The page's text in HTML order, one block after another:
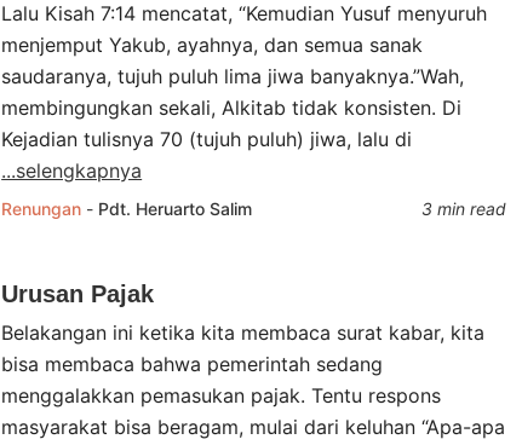
Lalu Kisah 7:14 mencatat, “Kemudian Yusuf menyuruh
menjemput Yakub, ayahnya, dan semua sanak
saudaranya, tujuh puluh lima jiwa banyaknya.”Wah,
membingungkan sekali, Alkitab tidak konsisten. Di
Kejadian tulisnya 70 (tujuh puluh) jiwa, lalu di
...selengkapnya
Renungan - Pdt. Heruarto Salim 3 min read
Urusan Pajak
Belakangan ini ketika kita membaca surat kabar, kita
bisa membaca bahwa pemerintah sedang
menggalakkan pemasukan pajak. Tentu respons
masyarakat bisa beragam, mulai dari keluhan “Apa-apa